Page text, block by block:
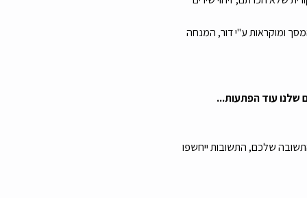
ומוקראות ע"י דור, המנחה
עוד הפתעות...
שלכם, התשובות ייחשפו